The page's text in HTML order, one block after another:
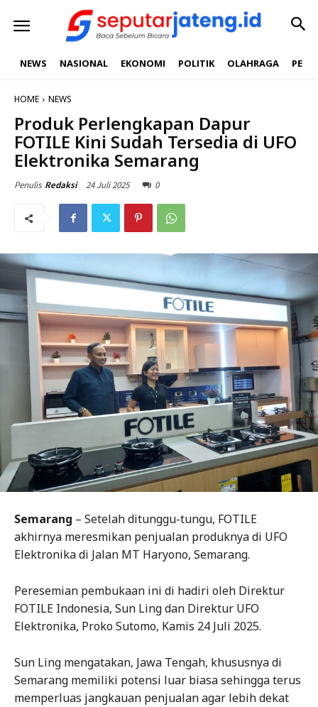
NEWS NASIONAL EKONOMI POLITIK OLAHRAGA
HOME NEWS
Produk Perlengkapan Dapur
FOTILE Kini Sudah Tersedia di UFO
Elektronika Semarang
Penulis Redaksi 24 Juli 2025 0
Semarang – Setelah ditunggu-tungu, FOTILE
akhirnya meresmikan penjualan produknya di UFO
Elektronika di Jalan MT Haryono, Semarang.
Peresemian pembukaan ini di hadiri oleh Direktur
FOTILE Indonesia, Sun Ling dan Direktur UFO
Elektronika, Proko Sutomo, Kamis 24 Juli 2025.
Sun Ling mengatakan, Jawa Tengah, khususnya di
Semarang memiliki potensi luar biasa sehingga terus
memperluas jangkauan penjualan agar lebih dekat